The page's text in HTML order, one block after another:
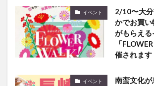
イベント
2/10〜大
かでお買
がもらえる
「
催されます
イベント
南蛮文化